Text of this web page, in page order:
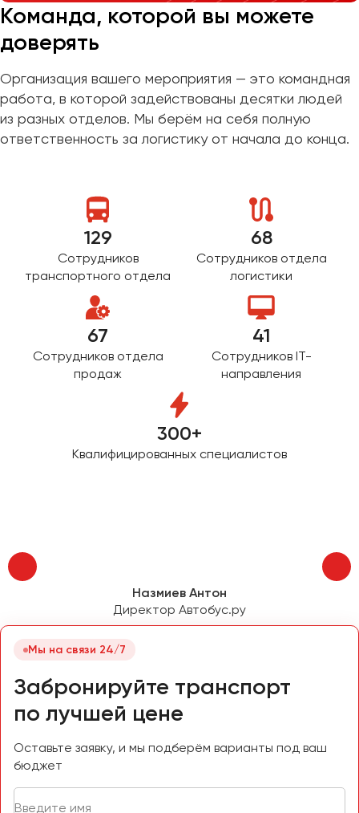
Команда, которой вы можете
доверять
Организация вашего мероприятия — это командная
работа, в которой задействованы десятки людей
из разных отделов. Мы берём на себя полную
ответственность за логистику от начала до конца.
129
Сотрудников
транспортного отдела
68
Сотрудников отдела
логистики
67
Сотрудников отдела
продаж
41
Сотрудников IT-
направления
300+
Квалифицированных специалистов
Назмиев Антон
Директор Автобус.ру
Мы на связи 24/7
Забронируйте транспорт
по лучшей цене
Оставьте заявку, и мы подберём варианты под ваш
бюджет
Курск
Липецк
Луганск
Магнитогорск
Макеевка
Набережные Челны
Нижний Новгород
Новосибирск
Самара
Санкт-Петербург
Саранск
Саратов
Севастополь
Симферополь
Смоленск
Сочи